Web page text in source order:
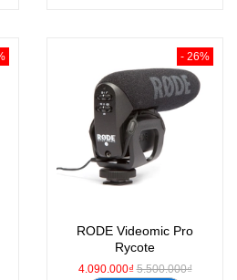
- 26%
RODE Videomic Pro
Rycote
4.090.000₫5.500.000₫